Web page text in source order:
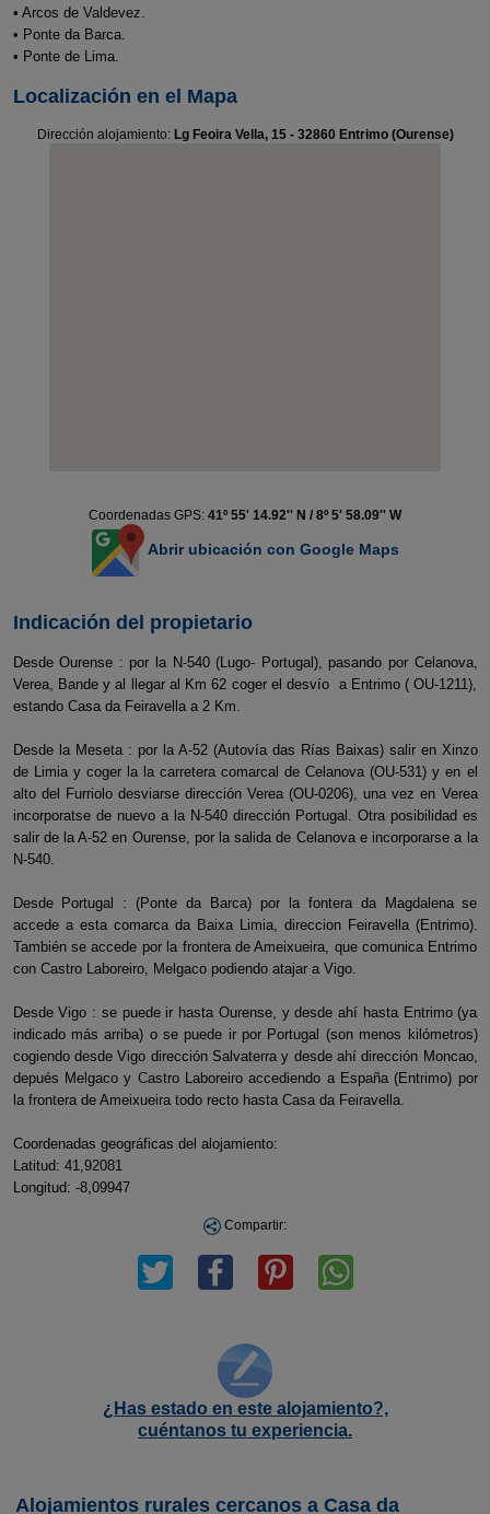
• Arcos de Valdevez.
• Ponte da Barca.
• Ponte de Lima.
Localización en el Mapa
Dirección alojamiento: Lg Feoira Vella, 15 - 32860 Entrimo (Ourense)
Coordenadas GPS: 41º 55' 14.92'' N / 8º 5' 58.09'' W
Abrir ubicación con Google Maps
Indicación del propietario
Desde Ourense : por la N-540 (Lugo- Portugal), pasando por Celanova,
Verea, Bande y al llegar al Km 62 coger el desvío a Entrimo ( OU-1211),
estando Casa da Feiravella a 2 Km.
Desde la Meseta : por la A-52 (Autovía das Rías Baixas) salir en Xinzo
de Limia y coger la la carretera comarcal de Celanova (OU-531) y en el
alto del Furriolo desviarse dirección Verea (OU-0206), una vez en Verea
incorporatse de nuevo a la N-540 dirección Portugal. Otra posibilidad es
salir de la A-52 en Ourense, por la salida de Celanova e incorporarse a la
N-540.
Desde Portugal : (Ponte da Barca) por la fontera da Magdalena se
accede a esta comarca da Baixa Limia, direccion Feiravella (Entrimo).
También se accede por la frontera de Ameixueira, que comunica Entrimo
con Castro Laboreiro, Melgaco podiendo atajar a Vigo.
Desde Vigo : se puede ir hasta Ourense, y desde ahí hasta Entrimo (ya
indicado más arriba) o se puede ir por Portugal (son menos kilómetros)
cogiendo desde Vigo dirección Salvaterra y desde ahí dirección Moncao,
depués Melgaco y Castro Laboreiro accediendo a España (Entrimo) por
la frontera de Ameixueira todo recto hasta Casa da Feiravella.
Coordenadas geográficas del alojamiento:
Latitud: 41,92081
Longitud: -8,09947
Compartir:
¿Has estado en este alojamiento?,
cuéntanos tu experiencia.
Alojamientos rurales cercanos a Casa da